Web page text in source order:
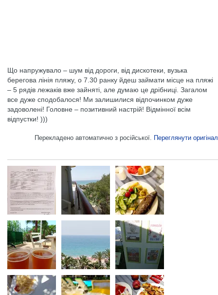
Що напружувало – шум від дороги, від дискотеки, вузька
берегова лінія пляжу, о 7.30 ранку йдеш займати місце на пляжі
– 5 рядів лежаків вже зайняті, але думаю це дрібниці. Загалом
все дуже сподобалося! Ми залишилися відпочинком дуже
задоволені! Головне – позитивний настрій! Відмінної всім
відпустки! )))
Перекладено автоматично з російської. Переглянути оригінал